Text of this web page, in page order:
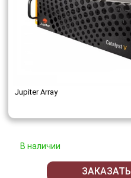
Jupiter Array
В наличии
ЗАКАЗАТЬ